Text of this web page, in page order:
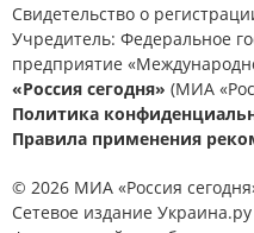
Свидетельство о
Учредитель: Федеральное
предприятие
«Россия сегодня» (МИА
Политика
Правила применения
© 2026 МИА «Россия
Сетевое издание